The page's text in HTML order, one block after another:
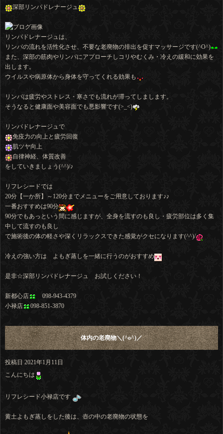
深部リンパドレナージュ
リンパドレナージュは、
リンパの流れを活性化させ、不要な老廃物の排出を促すマッサージです(^O^)
また、深部の筋肉やリンパにアプローチしコリやむくみ・冷えの緩和に効果を
出します。
ウイルスや病原体から身体を守ってくれる効果も
リンパは疲労やストレス・寒さでも流れが滞ってしまします。
そうなると健康面や美容面でも悪影響です(>_<)
リンパドレナージュで
免疫力の向上と疲労回復
肌ツヤ向上
自律神経、体質改善
をしていきましょう(^^)/♪
リフレシードでは
20分【一か所】～120分までメニューをご用意しております♪♪
一番おすすめは90分
90分でもあっという間に感じますが、全身を流すのも良し・疲労部位は多く集
中して流すのも良し
で施術後の体の軽さや深くリラックスできた感覚がクセになります(^^)/
冷えの強い方は よもぎ蒸しを一緒に行うのがおすすめ
是非☆深部リンパドレナージュ お試しください！
新都心店
098-943-4379
小禄店
098-851-3870
体内の老廃物＼(^o^)／
投稿日 2021年1月11日
こんにちは
リフレシード小禄店です
黄土よもぎ蒸しをした後は、壺の中の老廃物の状態を